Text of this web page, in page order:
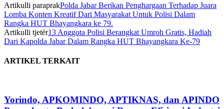
Artikulli paraprakPolda Jabar Berikan Penghargaan Terhadap Juara
Lomba Konten Kreatif Dari Masyarakat Untuk Polisi Dalam
Rangka HUT Bhayangkara ke 79.
Artikulli tjetër13 Anggota Polisi Berangkat Umroh Gratis, Hadiah
Dari Kapolda Jabar Dalam Rangka HUT Bhayangkara Ke-79
ARTIKEL TERKAIT
Yorindo, APKOMINDO, APTIKNAS, dan APINDO